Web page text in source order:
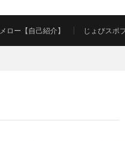
メロー【自己紹介】 じょびスポ